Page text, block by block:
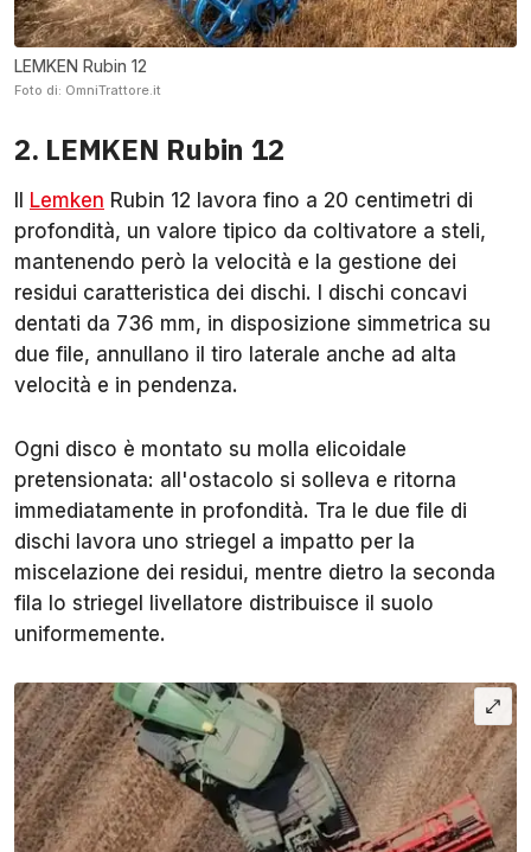
LEMKEN Rubin 12
Foto di: OmniTrattore.it
2. LEMKEN Rubin 12
Lemken Rubin 12 lavora fino a 20 centimetri di
profondità, un valore tipico da coltivatore a steli,
mantenendo però la velocità e la gestione dei
residui caratteristica dei dischi. I dischi concavi
dentati da 736 mm, in disposizione simmetrica su
due file, annullano il tiro laterale anche ad alta
velocità e in pendenza.
Ogni disco è montato su molla elicoidale
pretensionata: all'ostacolo si solleva e ritorna
immediatamente in profondità. Tra le due file di
dischi lavora uno striegel a impatto per la
miscelazione dei residui, mentre dietro la seconda
fila lo striegel livellatore distribuisce il suolo
uniformemente.